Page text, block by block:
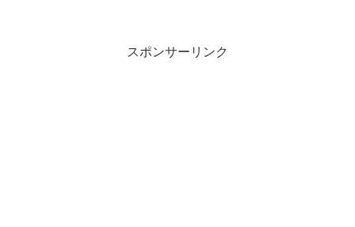
スポンサーリンク